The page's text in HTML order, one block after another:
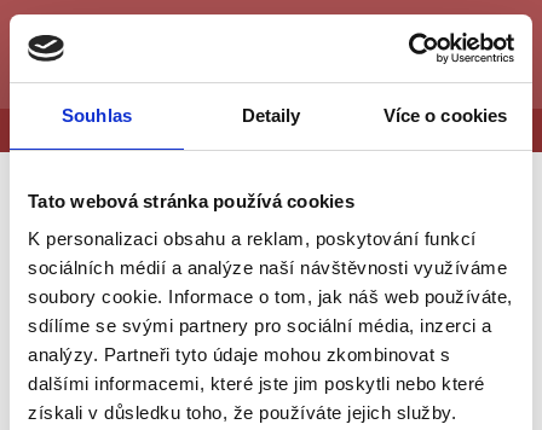
Souhlas Detaily Více o cookies
Tato webová stránka používá cookies
K personalizaci obsahu a reklam, poskytování funkcí
sociálních médií a analýze naší návštěvnosti využíváme
soubory cookie. Informace o tom, jak náš web používáte,
sdílíme se svými partnery pro sociální média, inzerci a
analýzy. Partneři tyto údaje mohou zkombinovat s
dalšími informacemi, které jste jim poskytli nebo které
získali v důsledku toho, že používáte jejich služby.
Webmium